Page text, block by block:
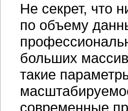
Не секрет, что
по объему
больших
такие
современные